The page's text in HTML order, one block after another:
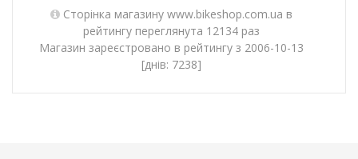
Сторінка магазину www.bikeshop.com.ua в
рейтингу переглянута 12134 раз
Магазин зареєстровано в рейтингу з 2006-10-13
[днів: 7238]